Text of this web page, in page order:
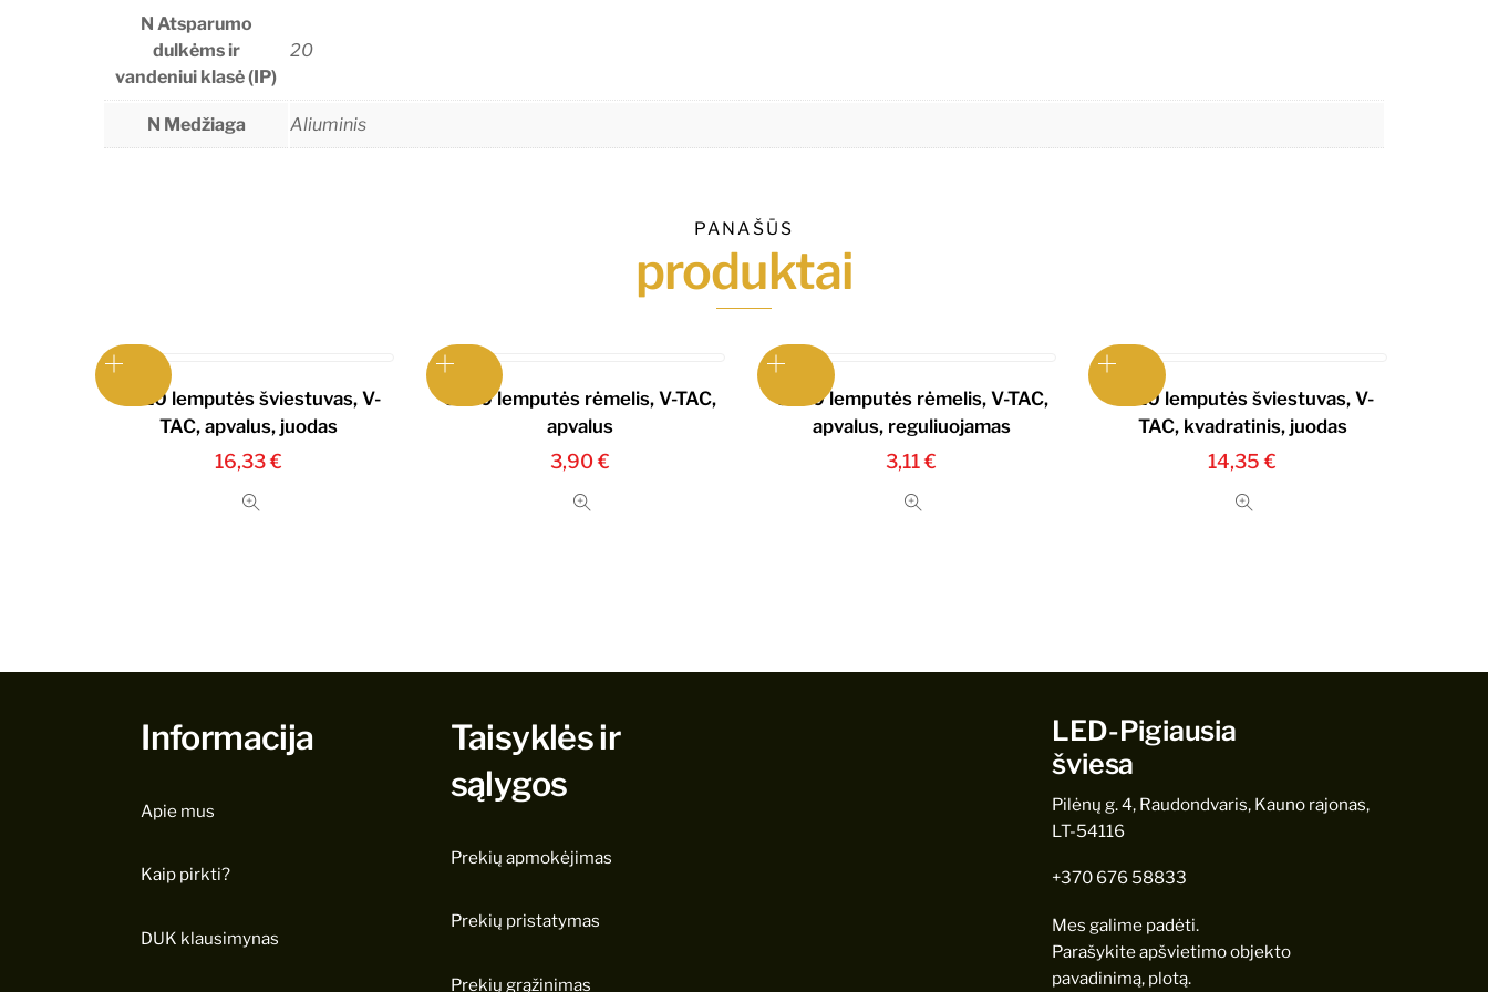
N Atsparumo
dulkėms ir
vandeniui klasė (IP)
20
N Medžiaga Aliuminis
PANAŠŪS
produktai
GU10 lemputės šviestuvas, V-
TAC, apvalus, juodas
16,33€
GU10 lemputės rėmelis, V-TAC,
apvalus
3,90€
GU10 lemputės rėmelis, V-TAC,
apvalus, reguliuojamas
3,11€
GU10 lemputės šviestuvas, V-
TAC, kvadratinis, juodas
14,35€
LED-Pigiausia
šviesa
Pilėnų g. 4, Raudondvaris, Kauno rajonas,
LT-54116
+370 676 58833
Mes galime padėti.
Parašykite apšvietimo objekto
pavadinimą, plotą.
Informacija
Apie mus
Kaip pirkti?
DUK klausimynas
Taisyklės ir
sąlygos
Prekių apmokėjimas
Prekių pristatymas
Prekių grąžinimas